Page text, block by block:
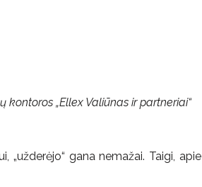
kontoros „Ellex Valiūnas ir partneriai“
„užderėjo“ gana nemažai. Taigi, apie